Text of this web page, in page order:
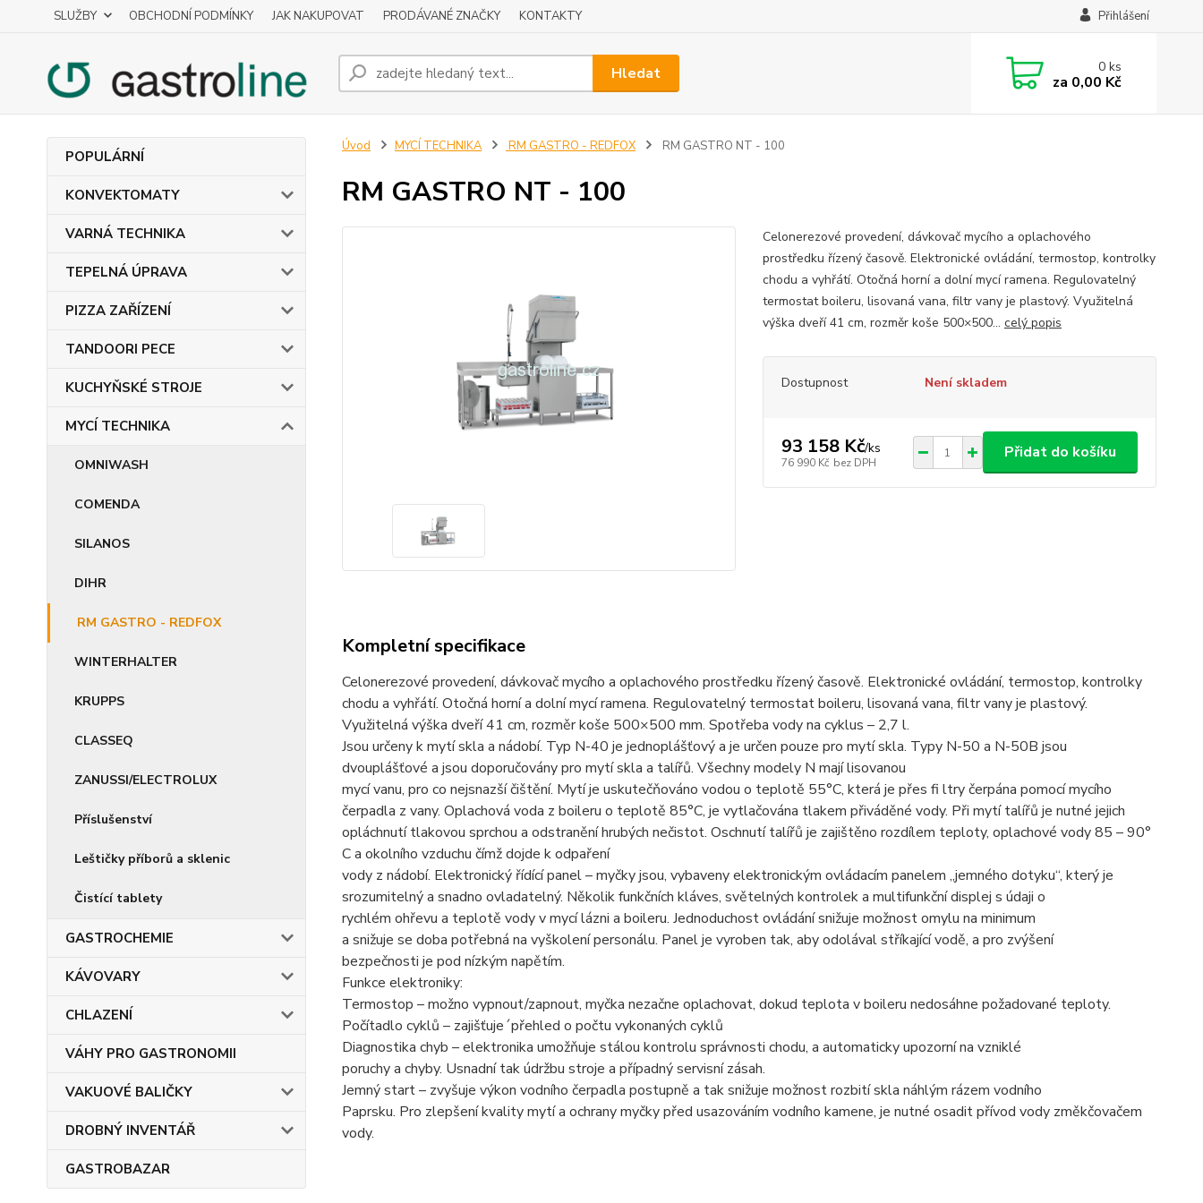
SLUŽBY OBCHODNÍ PODMÍNKY JAK NAKUPOVAT PRODÁVANÉ ZNAČKY KONTAKTY Přihlášení
Hledat 0ks
za 0,00 Kč
POPULÁRNÍ
KONVEKTOMATY
VARNÁ TECHNIKA
TEPELNÁ ÚPRAVA
PIZZA ZAŘÍZENÍ
TANDOORI PECE
KUCHYŇSKÉ STROJE
MYCÍ TECHNIKA
OMNIWASH
COMENDA
SILANOS
DIHR
RM GASTRO - REDFOX
WINTERHALTER
KRUPPS
CLASSEQ
ZANUSSI/ELECTROLUX
Příslušenství
Leštičky příborů a sklenic
Čistící tablety
GASTROCHEMIE
KÁVOVARY
CHLAZENÍ
VÁHY PRO GASTRONOMII
VAKUOVÉ BALIČKY
DROBNÝ INVENTÁŘ
GASTROBAZAR
Úvod MYCÍ TECHNIKA RM GASTRO - REDFOX RM GASTRO NT - 100
RM GASTRO NT - 100
Celonerezové provedení, dávkovač mycího a oplachového
prostředku řízený časově. Elektronické ovládání, termostop, kontrolky
chodu a vyhřátí. Otočná horní a dolní mycí ramena. Regulovatelný
termostat boileru, lisovaná vana, filtr vany je plastový. Využitelná
výška dveří 41 cm, rozměr koše 500×500... celý popis
Dostupnost Není skladem
93 158 Kč/ks
76 990 Kč bez DPH
Přidat do košíku
Kompletní specifikace
Celonerezové provedení, dávkovač mycího a oplachového prostředku řízený časově. Elektronické ovládání, termostop, kontrolky
chodu a vyhřátí. Otočná horní a dolní mycí ramena. Regulovatelný termostat boileru, lisovaná vana, filtr vany je plastový.
Využitelná výška dveří 41 cm, rozměr koše 500×500 mm. Spotřeba vody na cyklus – 2,7 l.
Jsou určeny k mytí skla a nádobí. Typ N-40 je jednoplášťový a je určen pouze pro mytí skla. Typy N-50 a N-50B jsou
dvouplášťové a jsou doporučovány pro mytí skla a talířů. Všechny modely N mají lisovanou
mycí vanu, pro co nejsnazší čištění. Mytí je uskutečňováno vodou o teplotě 55°C, která je přes fi ltry čerpána pomocí mycího
čerpadla z vany. Oplachová voda z boileru o teplotě 85°C, je vytlačována tlakem přiváděné vody. Při mytí talířů je nutné jejich
opláchnutí tlakovou sprchou a odstranění hrubých nečistot. Oschnutí talířů je zajištěno rozdílem teploty, oplachové vody 85 – 90°
C a okolního vzduchu čímž dojde k odpaření
vody z nádobí. Elektronický řídící panel – myčky jsou, vybaveny elektronickým ovládacím panelem „jemného dotyku“, který je
srozumitelný a snadno ovladatelný. Několik funkčních kláves, světelných kontrolek a multifunkční displej s údaji o
rychlém ohřevu a teplotě vody v mycí lázni a boileru. Jednoduchost ovládání snižuje možnost omylu na minimum
a snižuje se doba potřebná na vyškolení personálu. Panel je vyroben tak, aby odolával stříkající vodě, a pro zvýšení
bezpečnosti je pod nízkým napětím.
Funkce elektroniky:
Termostop – možno vypnout/zapnout, myčka nezačne oplachovat, dokud teplota v boileru nedosáhne požadované teploty.
Počítadlo cyklů – zajišťuje´přehled o počtu vykonaných cyklů
Diagnostika chyb – elektronika umožňuje stálou kontrolu správnosti chodu, a automaticky upozorní na vzniklé
poruchy a chyby. Usnadní tak údržbu stroje a případný servisní zásah.
Jemný start – zvyšuje výkon vodního čerpadla postupně a tak snižuje možnost rozbití skla náhlým rázem vodního
Paprsku. Pro zlepšení kvality mytí a ochrany myčky před usazováním vodního kamene, je nutné osadit přívod vody změkčovačem
vody.